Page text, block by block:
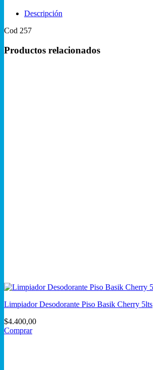
Descripción
Cod 257
Productos relacionados
Limpiador Desodorante Piso Basik Cherry 5lts
$4.400,00
Comprar